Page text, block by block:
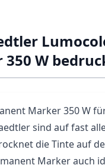
W
Marker 350 W
sind auf fast
die Tinte auf
Marker auch